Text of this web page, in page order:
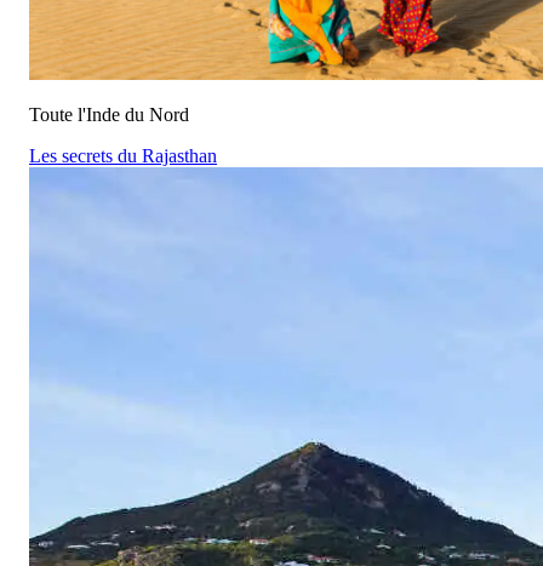
Toute l'Inde du Nord
Les secrets du Rajasthan